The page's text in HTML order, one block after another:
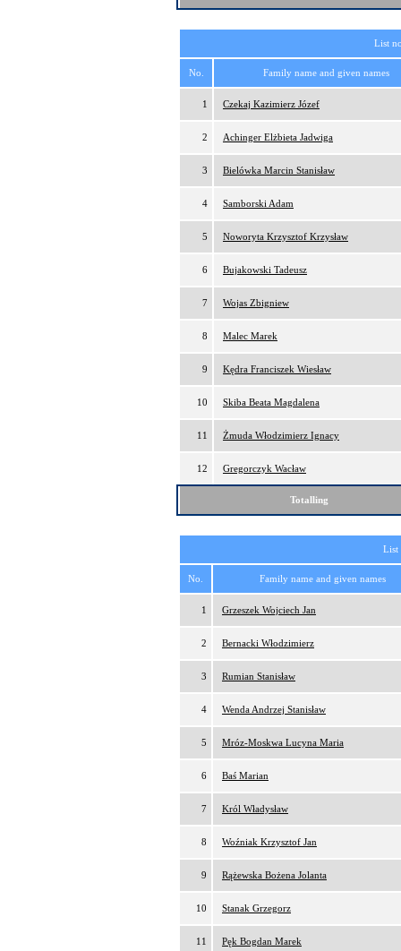
List
No. Family name and given names
1 Czekaj Kazimierz Józef
2 Achinger Elżbieta Jadwiga
3 Bielówka Marcin Stanisław
4 Samborski Adam
5 Noworyta Krzysztof Krzysław
6 Bujakowski Tadeusz
7 Wojas Zbigniew
8 Malec Marek
9 Kędra Franciszek Wiesław
10 Skiba Beata Magdalena
11 Żmuda Włodzimierz Ignacy
12 Gregorczyk Wacław
Totalling
List
No. Family name and given names
1 Grzeszek Wojciech Jan
2 Bernacki Włodzimierz
3 Rumian Stanisław
4 Wenda Andrzej Stanisław
5 Mróz-Moskwa Lucyna Maria
6 Baś Marian
7 Król Władysław
8 Woźniak Krzysztof Jan
9 Rążewska Bożena Jolanta
10 Stanak Grzegorz
11 Pęk Bogdan Marek